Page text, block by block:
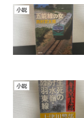
小説
小説